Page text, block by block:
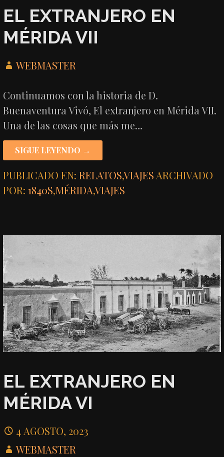
EL EXTRANJERO EN
MÉRIDA VII
WEBMASTER
Continuamos con la historia de D.
Buenaventura Vivó, El extranjero en Mérida VII.
Una de las cosas que más me…
SIGUE LEYENDO →
PUBLICADO EN:RELATOS,VIAJESARCHIVADO
POR:1840S,MÉRIDA,VIAJES
EL EXTRANJERO EN
MÉRIDA VI
4 AGOSTO, 2023
WEBMASTER